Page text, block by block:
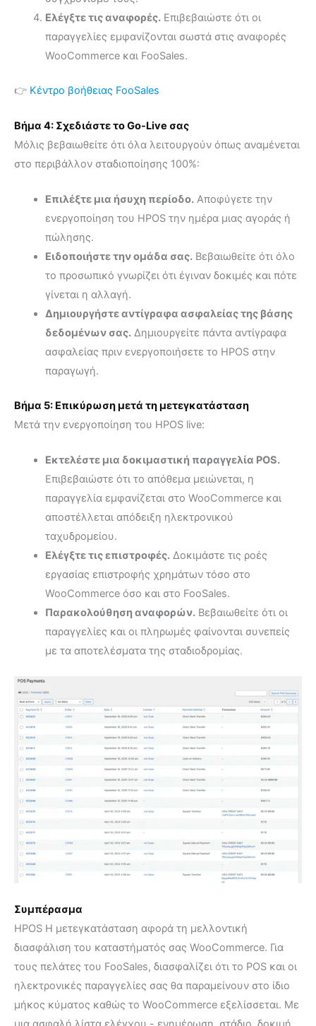
Ελέγξτε τις αναφορές.Επιβεβαιώστε ότι οι
παραγγελίες εμφανίζονται σωστά στις αναφορές
WooCommerce και FooSales.
👉 Κέντρο βοήθειας FooSales
Βήμα 4: Σχεδιάστε το Go-Live σας
Μόλις βεβαιωθείτε ότι όλα λειτουργούν όπως αναμένεται
στο περιβάλλον σταδιοποίησης 100%:
Επιλέξτε μια ήσυχη περίοδο.Αποφύγετε την
ενεργοποίηση του HPOS την ημέρα μιας αγοράς ή
πώλησης.
Ειδοποιήστε την ομάδα σας.Βεβαιωθείτε ότι όλο
το προσωπικό γνωρίζει ότι έγιναν δοκιμές και πότε
γίνεται η αλλαγή.
Δημιουργήστε αντίγραφα ασφαλείας της βάσης
δεδομένων σας.Δημιουργείτε πάντα αντίγραφα
ασφαλείας πριν ενεργοποιήσετε το HPOS στην
παραγωγή.
Βήμα 5: Επικύρωση μετά τη μετεγκατάσταση
Μετά την ενεργοποίηση του HPOS live:
Εκτελέστε μια δοκιμαστική παραγγελία POS.
Επιβεβαιώστε ότι το απόθεμα μειώνεται, η
παραγγελία εμφανίζεται στο WooCommerce και
αποστέλλεται απόδειξη ηλεκτρονικού
ταχυδρομείου.
Ελέγξτε τις επιστροφές.Δοκιμάστε τις ροές
εργασίας επιστροφής χρημάτων τόσο στο
WooCommerce όσο και στο FooSales.
Παρακολούθηση αναφορών.Βεβαιωθείτε ότι οι
παραγγελίες και οι πληρωμές φαίνονται συνεπείς
με τα αποτελέσματα της σταδιοδρομίας.
Συμπέρασμα
HPOS Η μετεγκατάσταση αφορά τη μελλοντική
διασφάλιση του καταστήματός σας WooCommerce. Για
τους πελάτες του FooSales, διασφαλίζει ότι το POS και οι
ηλεκτρονικές παραγγελίες σας θα παραμείνουν στο ίδιο
μήκος κύματος καθώς το WooCommerce εξελίσσεται. Με